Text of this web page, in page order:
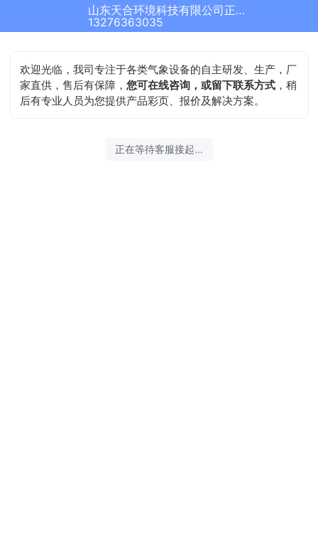
山东天合环境科技有限公司正在为您服务
13276363035
欢迎光临，我司专注于各类气象设备的自主研发、生产，厂
家直供，售后有保障，您可在线咨询，或留下联系方式 ，稍
后有专业人员为您提供产品彩页、报价及解决方案。
正在等待客服接起...